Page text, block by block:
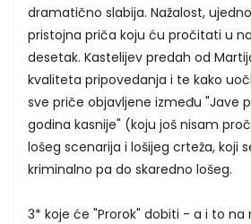
dramatično slabija. Nažalost,
pristojna priča koju ću pročitati u
desetak. Kastelijev predah od
kvaliteta pripovedanja i te kako
sve priče objavljene između "Jave
godina kasnije" (koju još nisam
lošeg scenarija i lošijeg crteža, koji
kriminalno pa do skaredno lošeg.
3* koje će "Prorok" dobiti - a i to na